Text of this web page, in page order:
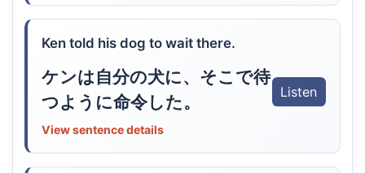
Ken told his dog to wait there.
ケンは自分の犬に、そこで待
つように命令した。
Listen
View sentence details